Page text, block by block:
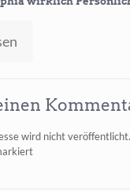
Sophia
Persönlichkeit
haben
wird nicht veröffentlicht.